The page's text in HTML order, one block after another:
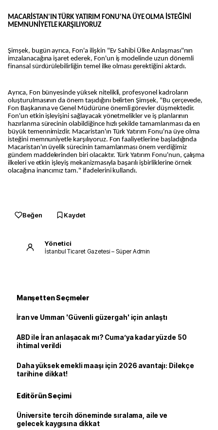
MACARİSTAN'IN TÜRK YATIRIM FONU'NA ÜYE OLMA İSTEĞİNİ
MEMNUNİYETLE KARŞILIYORUZ
Şimşek, bugün ayrıca, Fon'a ilişkin "Ev Sahibi Ülke Anlaşması"nın
imzalanacağına işaret ederek, Fon'un iş modelinde uzun dönemli
finansal sürdürülebilirliğin temel ilke olması gerektiğini aktardı.
Ayrıca, Fon bünyesinde yüksek nitelikli, profesyonel kadroların
oluşturulmasının da önem taşıdığını belirten Şimşek, "Bu çerçevede,
Fon Başkanına ve Genel Müdürüne önemli görevler düşmektedir.
Fon'un etkin işleyişini sağlayacak yönetmelikler ve iş planlarının
hazırlanma sürecinin olabildiğince hızlı şekilde tamamlanması da en
büyük temennimizdir. Macaristan'ın Türk Yatırım Fonu'na üye olma
isteğini memnuniyetle karşılıyoruz. Fon faaliyetlerine başladığında
Macaristan'ın üyelik sürecinin tamamlanması önem verdiğimiz
gündem maddelerinden biri olacaktır. Türk Yatırım Fonu'nun, çalışma
ilkeleri ve etkin işleyiş mekanizmasıyla başarılı işbirliklerine örnek
olacağına inancımız tam." ifadelerini kullandı.
Beğen Kaydet
Yönetici
İstanbul Ticaret Gazetesi – Süper Admin
Manşetten Seçmeler
İran ve Umman 'Güvenli güzergah' için anlaştı
ABD ile İran anlaşacak mı? Cuma’ya kadar yüzde 50
ihtimal verildi
Daha yüksek emekli maaşı için 2026 avantajı: Dilekçe
tarihine dikkat!
Editörün Seçimi
Üniversite tercih döneminde sıralama, aile ve
gelecek kaygısına dikkat